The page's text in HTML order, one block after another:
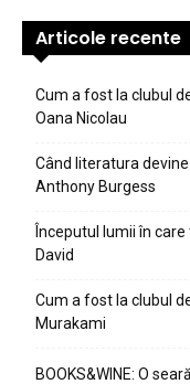
Articole recente
Cum a fost la clubul
Oana Nicolau
Când literatura
Anthony Burgess
Începutul lumii în
David
Cum a fost la clubul
Murakami
BOOKS&WINE: O